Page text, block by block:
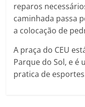
reparos
caminhada passa
a colocação de
A praça do CEU
Parque do Sol, e é
pratica de